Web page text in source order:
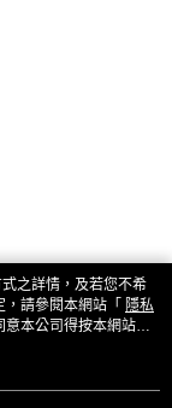
之詳情，及若您不希
請參閱本網站「 隱私
意本公司得按本網站使